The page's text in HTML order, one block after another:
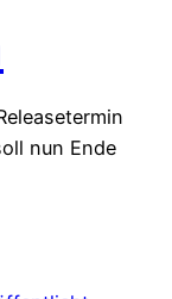
nun Ende